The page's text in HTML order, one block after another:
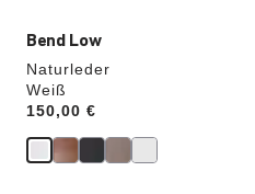
Bend Low
Naturleder
Weiß
Price:
150,00 €